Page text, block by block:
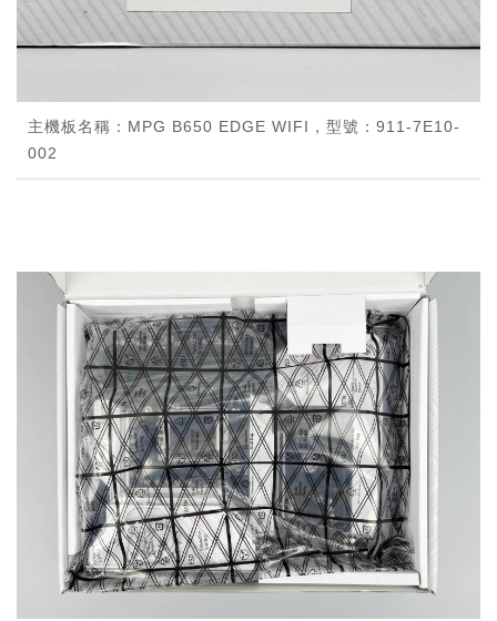
主機板名稱：MPG B650 EDGE WIFI，型號：911-7E10-
002